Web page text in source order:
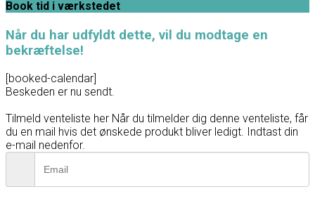
Book tid i værkstedet
Når du har udfyldt dette, vil du modtage en
bekræftelse!
[booked-calendar]
Beskeden er nu sendt.
Tilmeld venteliste her Når du tilmelder dig denne venteliste, får
du en mail hvis det ønskede produkt bliver ledigt. Indtast din
e-mail nedenfor.